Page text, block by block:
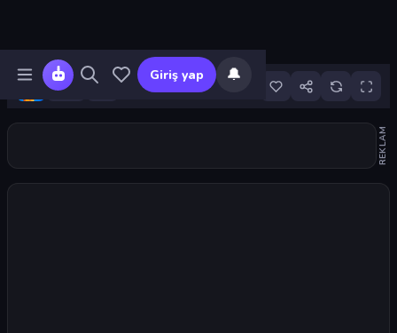
Giriş yap 🔔
4
REKLAM